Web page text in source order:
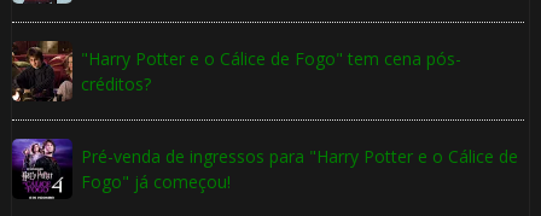
"Harry Potter e o Cálice de Fogo" tem cena pós-
créditos?
Pré-venda de ingressos para "Harry Potter e o Cálice de
Fogo" já começou!
1️⃣ 8️⃣ 🎂
🎂